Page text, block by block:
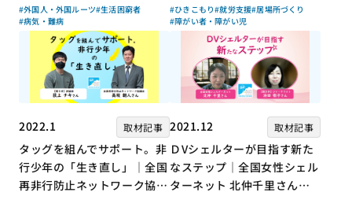
#外国人・外国ルーツ#生活困窮者
#病気・難病
#ひきこもり#就労支援#居場所づくり
#障がい者・障がい児
2022.1 取材記事
タッグを組んでサポート。非
行少年の「生き直し」｜全国
再非行防止ネットワーク協議
2021.12 取材記事
ＤVシェルターが目指す新た
なステップ｜全国女性シェル
ターネット 北仲千里さん×